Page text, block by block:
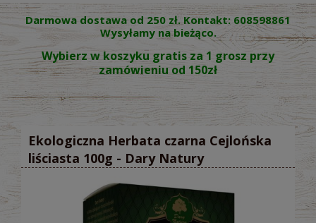
Darmowa dostawa od 250 zł. Kontakt: 608598861
Wysyłamy na bieżąco.
Wybierz w koszyku gratis za 1 grosz przy
zamówieniu od 150zł
Ekologiczna Herbata czarna Cejlońska
liściasta 100g - Dary Natury